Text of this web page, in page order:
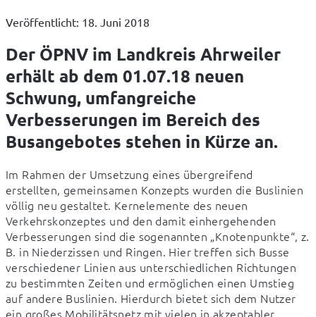
Veröffentlicht: 18. Juni 2018
Der ÖPNV im Landkreis Ahrweiler
erhält ab dem 01.07.18 neuen
Schwung, umfangreiche
Verbesserungen im Bereich des
Busangebotes stehen in Kürze an.
Im Rahmen der Umsetzung eines übergreifend
erstellten, gemeinsamen Konzepts wurden die Buslinien
völlig neu gestaltet. Kernelemente des neuen
Verkehrskonzeptes und den damit einhergehenden
Verbesserungen sind die sogenannten „Knotenpunkte“, z.
B. in Niederzissen und Ringen. Hier treffen sich Busse
verschiedener Linien aus unterschiedlichen Richtungen
zu bestimmten Zeiten und ermöglichen einen Umstieg
auf andere Buslinien. Hierdurch bietet sich dem Nutzer
ein großes Mobilitätsnetz mit vielen in akzeptabler